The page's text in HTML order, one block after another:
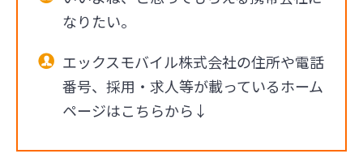
なりたい。
エックスモバイル株式会社の住所や電話
番号、採用・求人等が載っているホーム
ページはこちらから↓